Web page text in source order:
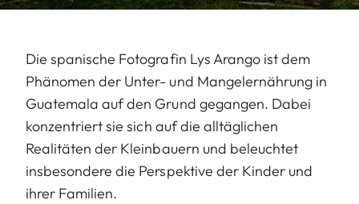
Die spanische Fotografin Lys Arango ist dem
Phänomen der Unter- und Mangelernährung in
Guatemala auf den Grund gegangen. Dabei
konzentriert sie sich auf die alltäglichen
Realitäten der Kleinbauern und beleuchtet
insbesondere die Perspektive der Kinder und
ihrer Familien.